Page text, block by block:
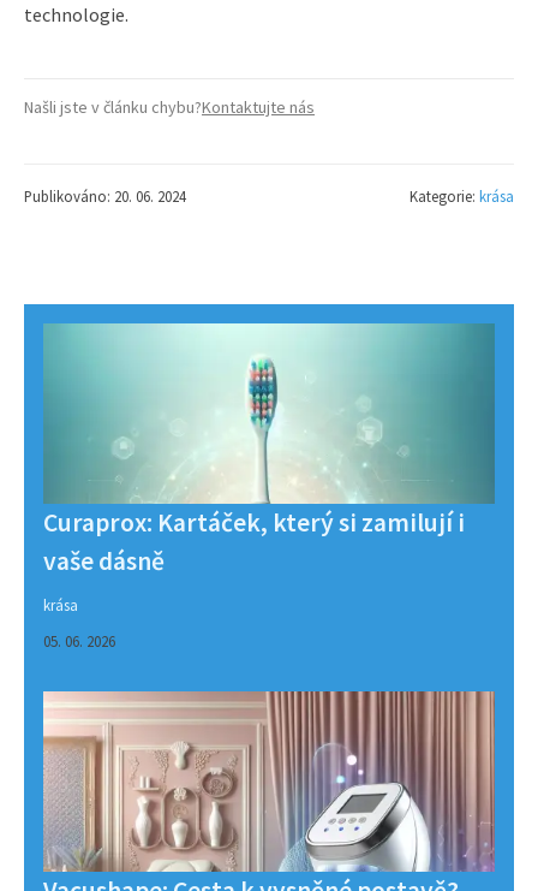
technologie.
Našli jste v článku chybu?Kontaktujte nás
Publikováno: 20. 06. 2024 Kategorie: krása
Curaprox: Kartáček, který si zamilují i
vaše dásně
krása
05. 06. 2026